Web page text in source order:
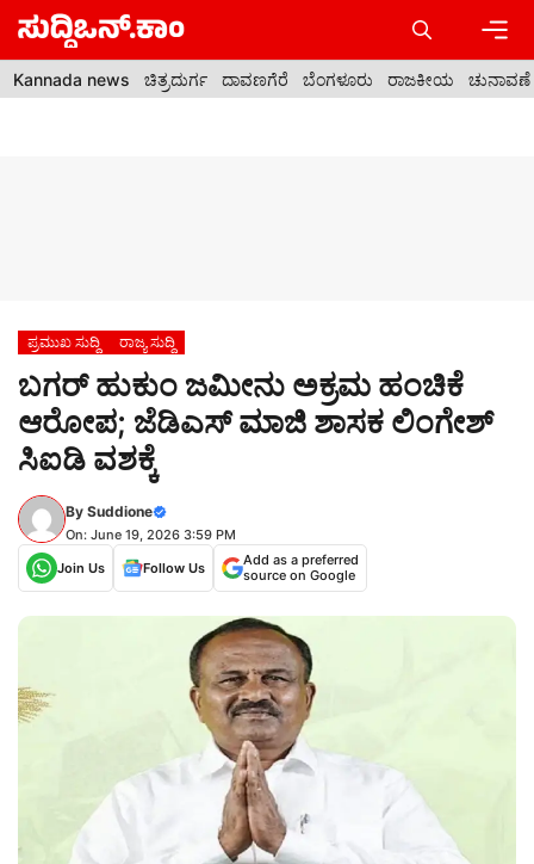
Skip
content
Kannada news ಚಿತ್ರದುರ್ಗ ದಾವಣಗೆರೆ ಬೆಂಗಳೂರು ರಾಜಕೀಯ ಚುನಾವಣೆ
ಪ್ರಮುಖ ಸುದ್ದಿ ರಾಜ್ಯ ಸುದ್ದಿ
ಬಗರ್ ಹುಕುಂ ಜಮೀನು ಅಕ್ರಮ ಹಂಚಿಕೆ
ಆರೋಪ; ಜೆಡಿಎಸ್ ಮಾಜಿ ಶಾಸಕ ಲಿಂಗೇಶ್
ಸಿಐಡಿ ವಶಕ್ಕೆ
By Suddione
On: June 19, 2026 3:59 PM
Join Us
Follow Us
Add as a preferred
source on Google